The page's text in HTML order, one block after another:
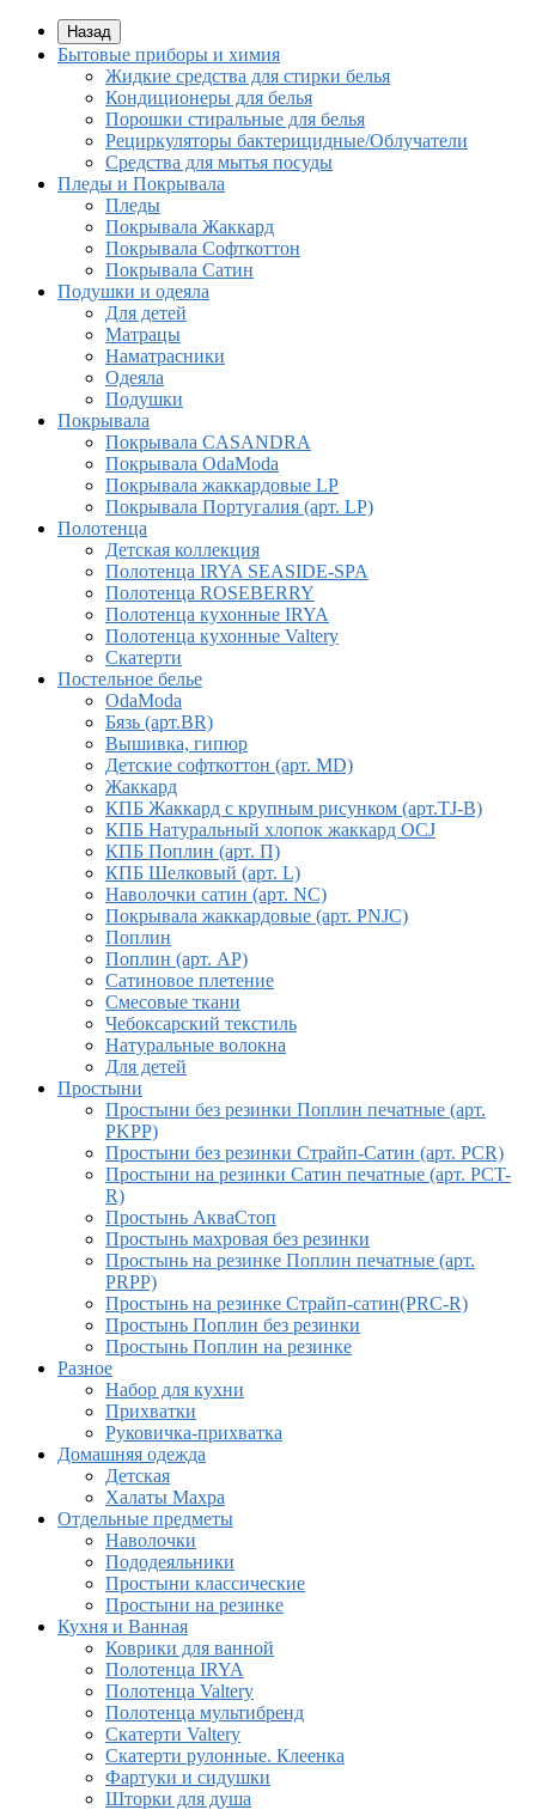
Назад
Бытовые приборы и химия
Жидкие средства для стирки белья
Кондиционеры для белья
Порошки стиральные для белья
Рециркуляторы бактерицидные/Облучатели
Средства для мытья посуды
Пледы и Покрывала
Пледы
Покрывала Жаккард
Покрывала Софткоттон
Покрывала Сатин
Подушки и одеяла
Для детей
Матрацы
Наматрасники
Одеяла
Подушки
Покрывала
Покрывалa CASANDRA
Покрывала OdaModa
Покрывала жаккардовые LP
Покрывала Португалия (арт. LP)
Полотенца
Детская коллекция
Полотенца IRYA SEASIDE-SPA
Полотенца ROSEBERRY
Полотенца кухонные IRYA
Полотенца кухонные Valtery
Скатерти
Постельное белье
OdaModa
Бязь (арт.BR)
Вышивка, гипюр
Детские софткоттон (арт. MD)
Жаккард
КПБ Жаккард с крупным рисунком (арт.TJ-B)
КПБ Натуральный хлопок жаккард OCJ
КПБ Поплин (арт. П)
КПБ Шелковый (арт. L)
Наволочки сатин (арт. NC)
Покрывала жаккардовые (арт. PNJC)
Поплин
Поплин (арт. AP)
Сатиновое плетение
Смесовые ткани
Чебоксарский текстиль
Натуральные волокна
Для детей
Простыни
Простыни без резинки Поплин печатные (арт.
PKPP)
Простыни без резинки Страйп-Сатин (арт. PCR)
Простыни на резинки Сатин печатные (арт. PCT-
R)
Простынь АкваСтоп
Простынь махровая без резинки
Простынь на резинке Поплин печатные (арт.
PRPP)
Простынь на резинке Страйп-сатин(PRC-R)
Простынь Поплин без резинки
Простынь Поплин на резинке
Разное
Набор для кухни
Прихватки
Руковичка-прихватка
Домашняя одежда
Детская
Халаты Махра
Отдельные предметы
Наволочки
Пододеяльники
Простыни классические
Простыни на резинке
Кухня и Ванная
Коврики для ванной
Полотенца IRYA
Полотенца Valtery
Полотенца мультибренд
Скатерти Valtery
Скатерти рулонные. Клеенка
Фартуки и сидушки
Шторки для душа